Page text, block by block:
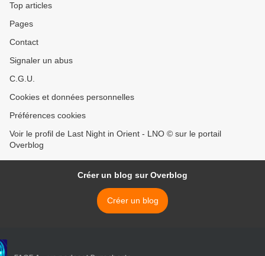
Top articles
Pages
Contact
Signaler un abus
C.G.U.
Cookies et données personnelles
Préférences cookies
Voir le profil de Last Night in Orient - LNO © sur le portail
Overblog
Créer un blog sur Overblog
Créer un blog